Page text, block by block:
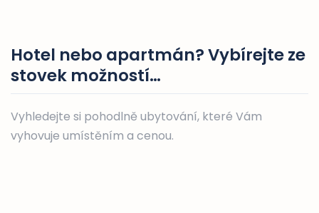
Hotel nebo apartmán? Vybírejte ze
stovek možností…
Vyhledejte si pohodlně ubytování, které Vám
vyhovuje umístěním a cenou.